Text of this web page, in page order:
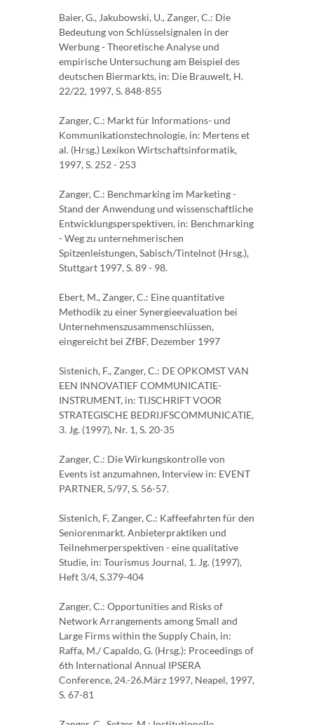
Baier, G., Jakubowski, U., Zanger, C.: Die
Bedeutung von Schlüsselsignalen in der
Werbung - Theoretische Analyse und
empirische Untersuchung am Beispiel des
deutschen Biermarkts, in: Die Brauwelt, H.
22/22, 1997, S. 848-855
Zanger, C.: Markt für Informations- und
Kommunikationstechnologie, in: Mertens et
al. (Hrsg.) Lexikon Wirtschaftsinformatik,
1997, S. 252 - 253
Zanger, C.: Benchmarking im Marketing -
Stand der Anwendung und wissenschaftliche
Entwicklungsperspektiven, in: Benchmarking
- Weg zu unternehmerischen
Spitzenleistungen, Sabisch/Tintelnot (Hrsg.),
Stuttgart 1997, S. 89 - 98.
Ebert, M., Zanger, C.: Eine quantitative
Methodik zu einer Synergieevaluation bei
Unternehmenszusammenschlüssen,
eingereicht bei ZfBF, Dezember 1997
Sistenich, F., Zanger, C.: DE OPKOMST VAN
EEN INNOVATIEF COMMUNICATIE-
INSTRUMENT, in: TIJSCHRIFT VOOR
STRATEGISCHE BEDRIJFSCOMMUNICATIE,
3. Jg. (1997), Nr. 1, S. 20-35
Zanger, C.: Die Wirkungskontrolle von
Events ist anzumahnen, Interview in: EVENT
PARTNER, 5/97, S. 56-57.
Sistenich, F, Zanger, C.: Kaffeefahrten für den
Seniorenmarkt. Anbieterpraktiken und
Teilnehmerperspektiven - eine qualitative
Studie, in: Tourismus Journal, 1. Jg. (1997),
Heft 3/4, S.379-404
Zanger, C.: Opportunities and Risks of
Network Arrangements among Small and
Large Firms within the Supply Chain, in:
Raffa, M./ Capaldo, G. (Hrsg.): Proceedings of
6th International Annual IPSERA
Conference, 24.-26.März 1997, Neapel, 1997,
S. 67-81